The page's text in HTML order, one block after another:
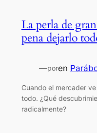
La perla de
pena dejarlo
—poren
Cuando el mercader
todo. ¿Qué
radicalmente?